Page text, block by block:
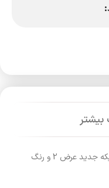
بیشتر
ملحفه با جنس نخ پلی استر ، طرح چهل تیکه جدید عرض 2 و رنگ